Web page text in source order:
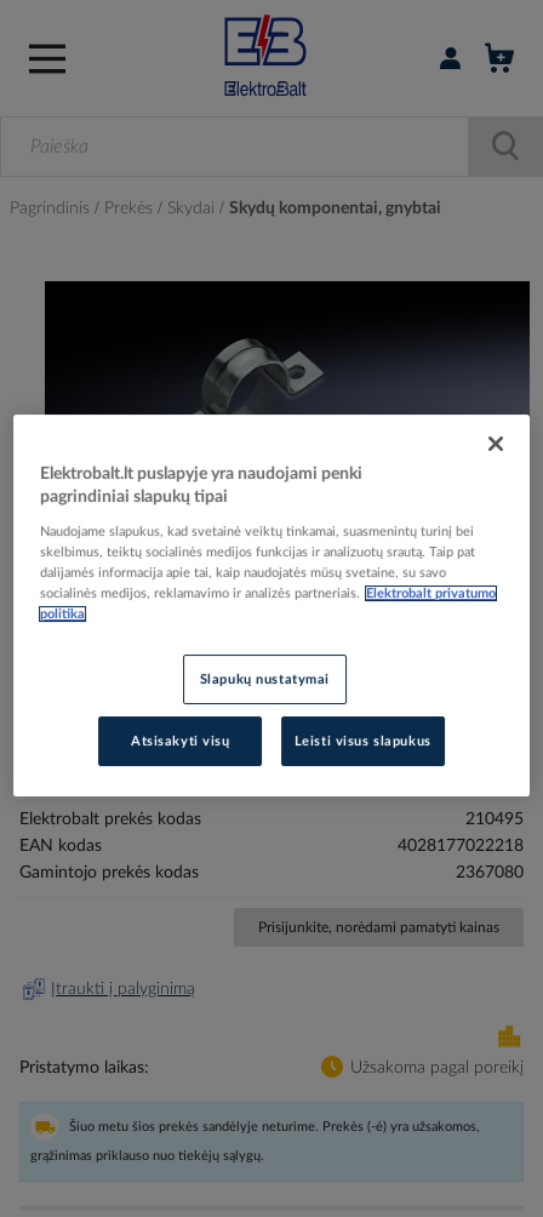
Prisijungti /
Pagrindinis Prekės Skydai Skydų komponentai, gnybtai
Skip
images
Laikiklis įžeminimo EMC 8mm SZ 2367.080 [pak. po
50 vnt.] - RITTAL
Elektrobalt prekės kodas
210495
EAN kodas
4028177022218
Gamintojo prekės kodas
2367080
Prisijunkite, norėdami pamatyti kainas
Įtraukti į palyginimą
Pristatymo laikas Užsakoma pagal poreikį
Šiuo metu šios prekės sandėlyje neturime. Prekės (-ė) yra užsakomos,
grąžinimas priklauso nuo tiekėjų sąlygų.
Elektrobalt.lt puslapyje yra naudojami penki
pagrindiniai slapukų tipai
Naudojame slapukus, kad svetainė veiktų tinkamai, suasmenintų turinį bei
skelbimus, teiktų socialinės medijos funkcijas ir analizuotų srautą. Taip pat
dalijamės informacija apie tai, kaip naudojatės mūsų svetaine, su savo
socialinės medijos, reklamavimo ir analizės partneriais.
Elektrobalt privatumo
politika
Slapukų nustatymai
Atsisakyti visų Leisti visus slapukus